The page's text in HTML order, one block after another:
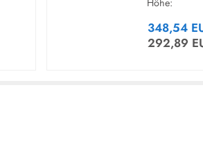
/ HERSTELLER:
GmbH
11 | D-92318 Neumarkt i.d.OPf. |
Höhe:
348,54
292,89